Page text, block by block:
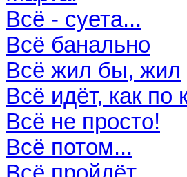
Всё - суета...
Всё банально
Всё жил бы, жил
Всё идёт, как по
Всё не просто!
Всё потом...